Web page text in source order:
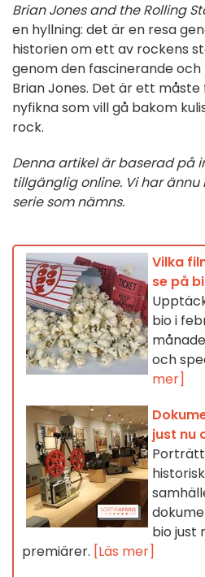
Brian Jones and the Rolling
en hyllning: det är en resa
historien om ett av rockens
genom den fascinerande
Brian Jones. Det är ett
nyfikna som vill gå bakom
rock.
Denna artikel är baserad på
tillgänglig online. Vi har
serie som nämns.
Vilka
se på
bio i
och
mer]
just nu
bio just
premiärer. [Läs mer]